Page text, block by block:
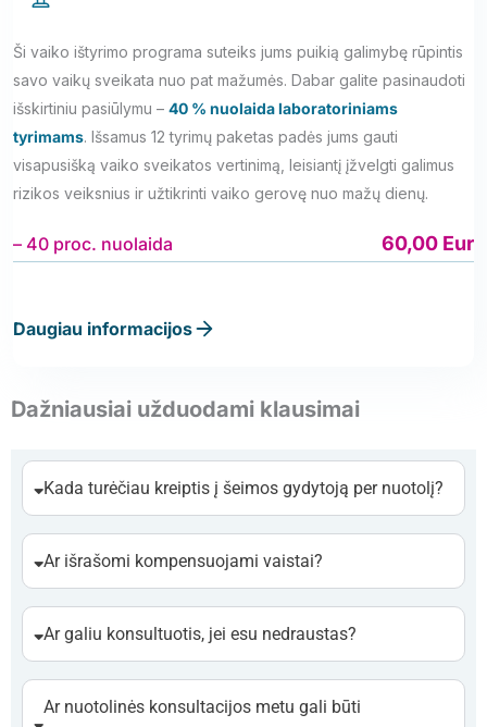
Ši vaiko ištyrimo programa suteiks jums puikią galimybę rūpintis
savo vaikų sveikata nuo pat mažumės. Dabar galite pasinaudoti
išskirtiniu pasiūlymu – 40 % nuolaida laboratoriniams
tyrimams. Išsamus 12 tyrimų paketas padės jums gauti
visapusišką vaiko sveikatos vertinimą, leisiantį įžvelgti galimus
rizikos veiksnius ir užtikrinti vaiko gerovę nuo mažų dienų.
– 40 proc. nuolaida 60,00 Eur
Daugiau informacijos
Dažniausiai užduodami klausimai
Kada turėčiau kreiptis į šeimos gydytoją per nuotolį?
Ar išrašomi kompensuojami vaistai?
Ar galiu konsultuotis, jei esu nedraustas?
Ar nuotolinės konsultacijos metu gali būti